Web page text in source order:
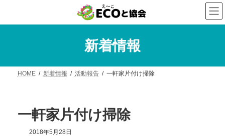
キ
に
新着情報
HOME 新着情報 活動報告 一軒家片付け掃除
一軒家片付け掃除
2018年5月28日